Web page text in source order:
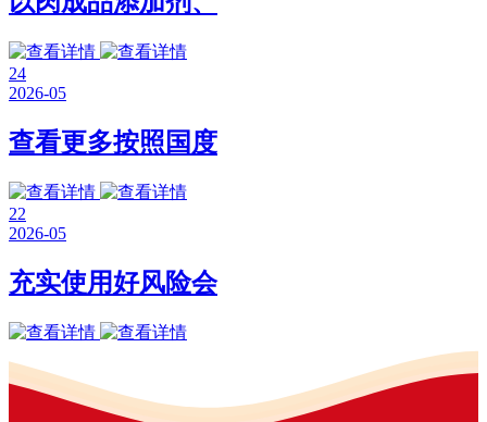
24
2026-05
查看更多按照国度
22
2026-05
充实使用好风险会